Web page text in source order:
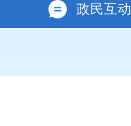
政民互动